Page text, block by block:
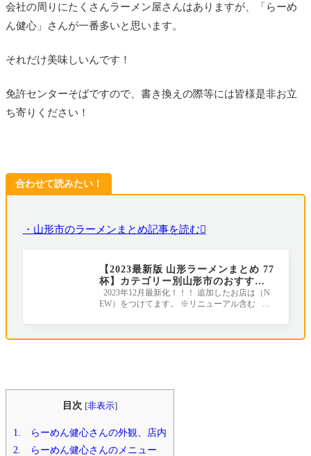
会社の周りにたくさんラーメン屋さんはありますが、「らーめ
ん健心」さんが一番多いと思います。
それだけ美味しいんです！
免許センターそばですので、書き換えの際等には皆様是非お立
ち寄りください！
合わせて読みたい！
・山形市のラーメンまとめ記事を読む
【2023最新版 山形ラーメンまとめ 77
杯】カテゴリー別山形市のおすすめ
ラーメン店｜地元ライターがすべて
行きました！
2023年12月最新化！！！ 追加したお店は（N
EW）をつけてます。 ※リニューアル含む ラ
目次 [非表示]
1. らーめん健心さんの外観、店内
2. らーめん健心さんのメニュー